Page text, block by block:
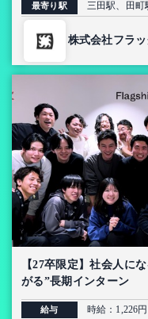
最寄り駅 三田駅、田町
株式会社フラ
【27卒限定】社会人に
がる”長期インターン
給与 時給：1,226円